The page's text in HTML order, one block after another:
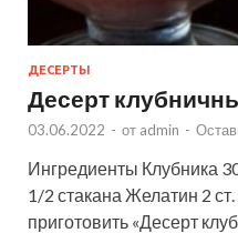
ДЕСЕРТЫ
Десерт
03.06.2022 - от admin -
Ингредиенты Клубника
1/2 стакана Желатин 2
приготовить «Десерт